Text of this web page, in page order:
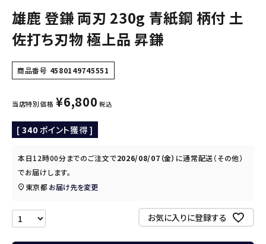
雄鹿 登鎌 両刃 230g 青紙鋼 柄付 土
佐打ち刃物 極上品 昇鎌
商品番号 4580149745551
当店特別価格 ¥6,800 税込
[ 340 ポイント獲得 ]
本日12時00分までのご注文で2026/08/07（金） に通常配送（その他）
でお届けします。
東京都 お届け先を変更
お気に入りに登録する